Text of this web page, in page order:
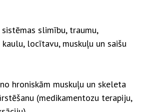
slimību, traumu,
locītavu, muskuļu un saišu
hroniskām muskuļu un skeleta
(medikamentozu terapiju,